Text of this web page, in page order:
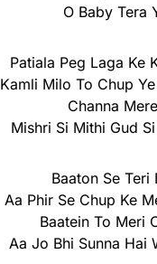
O Baby Tera
Patiala Peg Laga Ke
Kamli Milo To Chup
Channa
Mishri Si Mithi Gud
Baaton Se Teri
Aa Phir Se Chup Ke
Baatein To Meri
Aa Jo Bhi Sunna Hai